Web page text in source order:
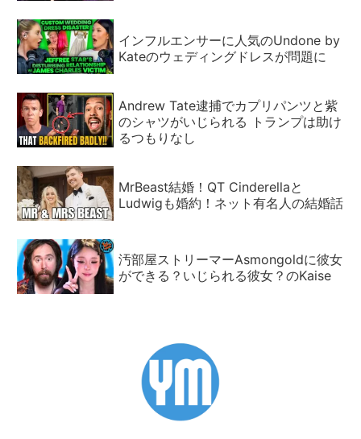
インフルエンサーに人気のUndone by
Kateのウェディングドレスが問題に
Andrew Tate逮捕でカプリパンツと紫
のシャツがいじられる トランプは助け
るつもりなし
MrBeast結婚！QT Cinderellaと
Ludwigも婚約！ネット有名人の結婚話
汚部屋ストリーマーAsmongoldに彼女
ができる？いじられる彼女？のKaise